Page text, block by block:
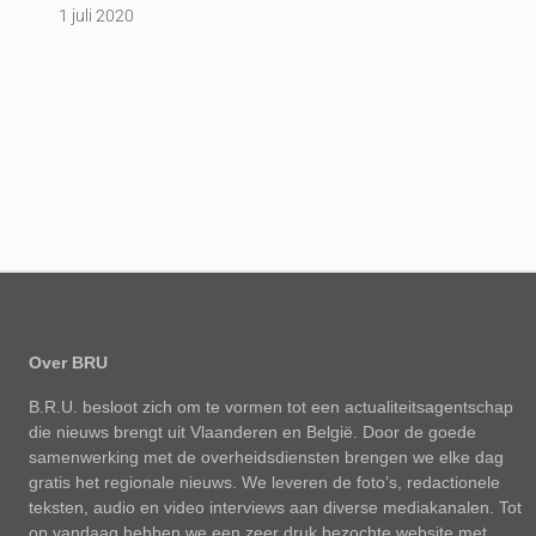
1 juli 2020
Over BRU
B.R.U. besloot zich om te vormen tot een actualiteitsagentschap
die nieuws brengt uit Vlaanderen en België. Door de goede
samenwerking met de overheidsdiensten brengen we elke dag
gratis het regionale nieuws. We leveren de foto’s, redactionele
teksten, audio en video interviews aan diverse mediakanalen. Tot
op vandaag hebben we een zeer druk bezochte website met